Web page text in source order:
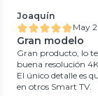
Joaquín
May
Gran modelo
Gran producto, lo
buena resolución
El único detalle es
en otros Smart TV.